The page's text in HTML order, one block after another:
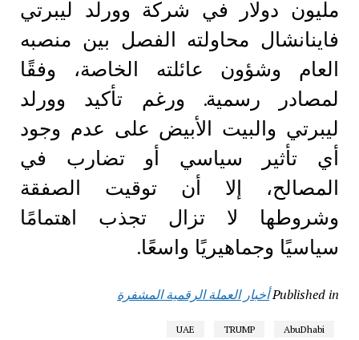
مليون دولار في شركة وورلد ليبرتي
فاينانشال محاولته الفصل بين منصبه
العام وشؤون عائلته الخاصة، وفقًا
لمصادر رسمية. ورغم تأكيد وورلد
ليبرتي والبيت الأبيض على عدم وجود
أي تأثير سياسي أو تضارب في
المصالح، إلا أن توقيت الصفقة
وشروطها لا تزال تجذب اهتمامًا
سياسيًا وجماهيريًا واسعًا.
Published inأخبار العملة الرقمية المشفرة
AbuDhabi
TRUMP
UAE